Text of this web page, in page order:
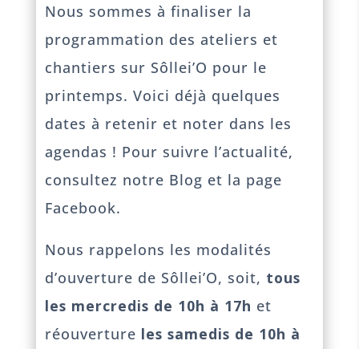
Nous sommes à finaliser la
programmation des ateliers et
chantiers sur Sôllei’O pour le
printemps. Voici déjà quelques
dates à retenir et noter dans les
agendas ! Pour suivre l’actualité,
consultez notre Blog et la page
Facebook.
Nous rappelons les modalités
d’ouverture de Sôllei’O, soit, tous
les mercredis de 10h à 17h et
réouverture les samedis de 10h à